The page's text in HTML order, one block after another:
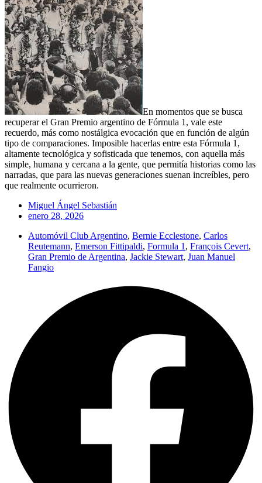
En momentos que se busca
recuperar el Gran Premio argentino de Fórmula 1, vale este
recuerdo, más como nostálgica evocación que en función de algún
tipo de comparaciones. Imposible hacerlas entre esta Fórmula 1,
altamente tecnológica y sofisticada que tenemos, con aquella más
simple, humana y cercana a la gente, que permitía historias como las
narradas, que para las nuevas generaciones suenan increíbles, pero
que realmente ocurrieron.
Miguel Ángel Sebastián
enero 28, 2026
Automóvil Club Argentino, Bernie Ecclestone, Carlos
Reutemann, Emerson Fittipaldi, Formula 1 , François Cevert,
Gran Premio de Argentina, Jackie Stewart, Juan Manuel
Fangio